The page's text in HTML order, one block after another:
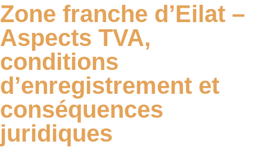
Zone franche d’Eilat –
Aspects TVA,
conditions
d’enregistrement et
conséquences
juridiques